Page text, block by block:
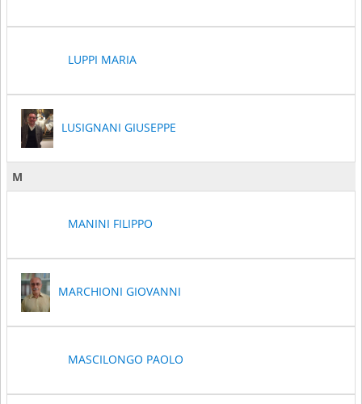
LUPPI MARIA
LUSIGNANI GIUSEPPE
M
MANINI FILIPPO
MARCHIONI GIOVANNI
MASCILONGO PAOLO